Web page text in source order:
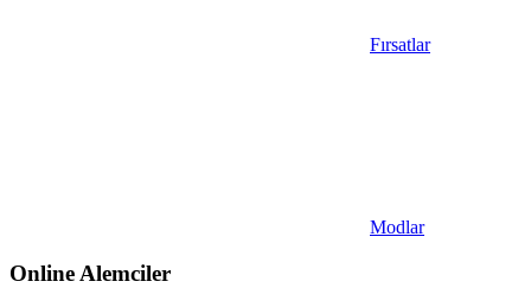
Fırsatlar
Modlar
Online Alemciler